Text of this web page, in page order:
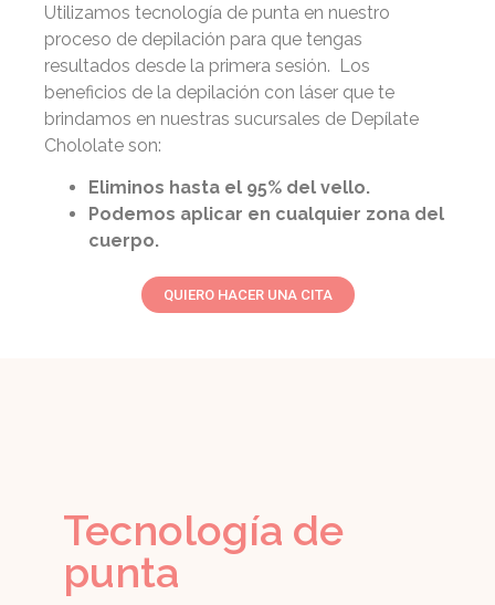
Utilizamos tecnología de punta en nuestro
proceso de depilación para que tengas
resultados desde la primera sesión. Los
beneficios de la depilación con láser que te
brindamos en nuestras sucursales de Depílate
Chololate son:
Eliminos hasta el 95% del vello.
Podemos aplicar en cualquier zona del
cuerpo.
QUIERO HACER UNA CITA
Tecnología de
punta